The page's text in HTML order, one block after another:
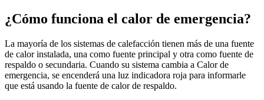
¿Cómo funciona el calor de emergencia?
La mayoría de los sistemas de calefacción tienen más de una fuente
de calor instalada, una como fuente principal y otra como fuente de
respaldo o secundaria. Cuando su sistema cambia a Calor de
emergencia, se encenderá una luz indicadora roja para informarle
que está usando la fuente de calor de respaldo.